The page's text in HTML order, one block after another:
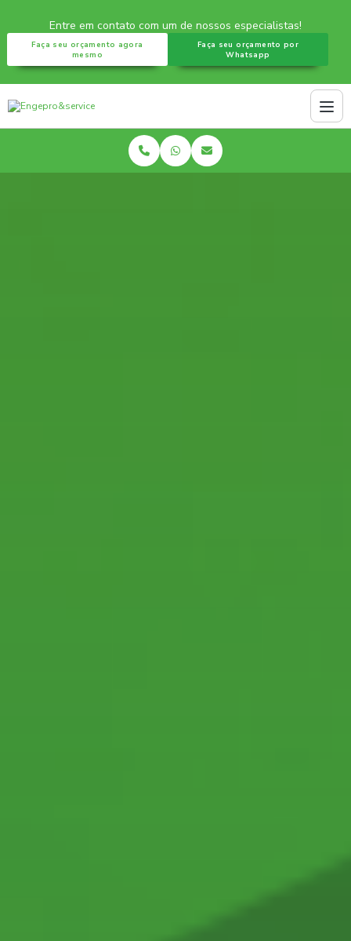
Entre em contato com um de nossos especialistas!
Faça seu orçamento agora
mesmo
Faça seu orçamento por
Whatsapp